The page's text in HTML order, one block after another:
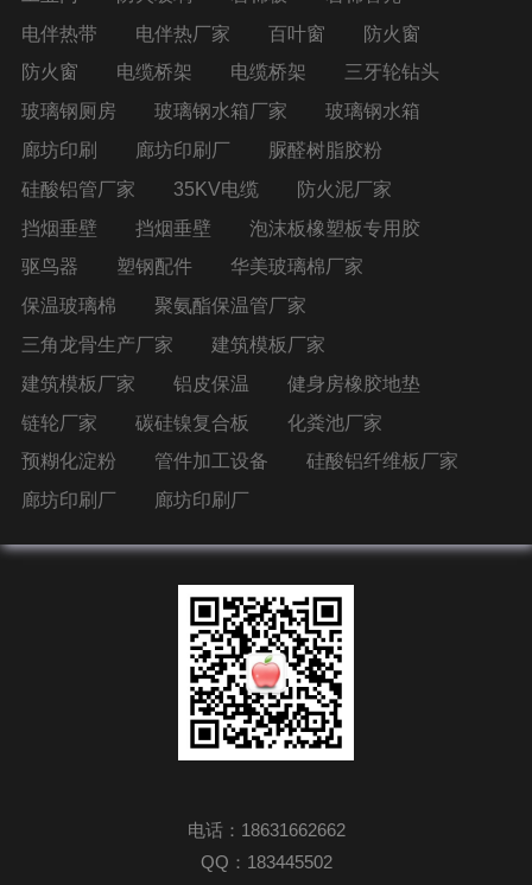
电伴热带
电伴热厂家 百叶窗
防火窗
防火窗
电缆桥架 电缆桥架
三牙轮钻头
玻璃钢厕房
玻璃钢水箱厂家
玻璃钢水箱
廊坊印刷
廊坊印刷厂
脲醛树脂胶粉
硅酸铝管厂家
35KV电缆
防火泥厂家
挡烟垂壁
挡烟垂壁
泡沫板橡塑板专用胶
驱鸟器
塑钢配件
华美玻璃棉厂家
保温玻璃棉
聚氨酯保温管厂家
三角龙骨生产厂家
建筑模板厂家
建筑模板厂家
铝皮保温
健身房橡胶地垫
链轮厂家
碳硅镍复合板
化粪池厂家
预糊化淀粉
管件加工设备
硅酸铝纤维板厂家
廊坊印刷厂
廊坊印刷厂
电话：18631662662
QQ：183445502